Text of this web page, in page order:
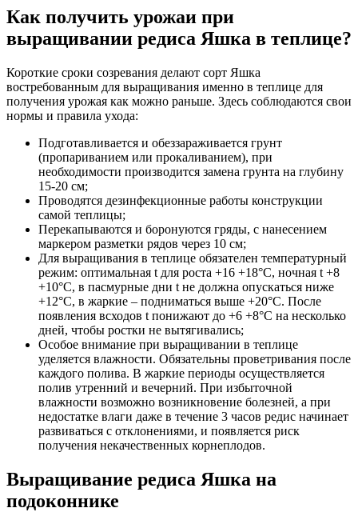
Как получить урожаи при
выращивании редиса Яшка в теплице?
Короткие сроки созревания делают сорт Яшка
востребованным для выращивания именно в теплице для
получения урожая как можно раньше. Здесь соблюдаются свои
нормы и правила ухода:
Подготавливается и обеззараживается грунт
(пропариванием или прокаливанием), при
необходимости производится замена грунта на глубину
15-20 см;
Проводятся дезинфекционные работы конструкции
самой теплицы;
Перекапываются и боронуются гряды, с нанесением
маркером разметки рядов через 10 см;
Для выращивания в теплице обязателен температурный
режим: оптимальная t для роста +16 +18°С, ночная t +8
+10°С, в пасмурные дни t не должна опускаться ниже
+12°С, в жаркие – подниматься выше +20°С. После
появления всходов t понижают до +6 +8°С на несколько
дней, чтобы ростки не вытягивались;
Особое внимание при выращивании в теплице
уделяется влажности. Обязательны проветривания после
каждого полива. В жаркие периоды осуществляется
полив утренний и вечерний. При избыточной
влажности возможно возникновение болезней, а при
недостатке влаги даже в течение 3 часов редис начинает
развиваться с отклонениями, и появляется риск
получения некачественных корнеплодов.
Выращивание редиса Яшка на
подоконнике